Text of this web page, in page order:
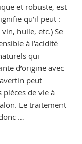
et robuste, est
qu’il peut :
huile, etc.) Se
à l’acidité
qui
d’origine avec
peut
pièces de vie à
Le traitement
…